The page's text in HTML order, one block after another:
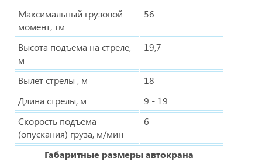
Максимальный грузовой
момент, тм
56
Высота подъема на стреле,
м
19,7
Вылет стрелы , м
18
Длина стрелы, м
9 - 19
Скорость подъема
(опускания) груза, м/мин
6
Габаритные размеры автокрана